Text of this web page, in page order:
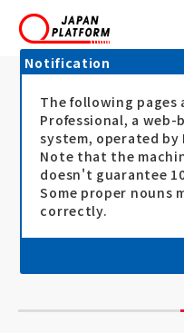
トップ 最新情報 【動画配
【動画配信中】
（TICADⅤ)関連
カでの人道支
の？～NGOに
驚き・感動の
Notification
The following pages
Professional, a
system, operated by
Note that the
doesn't guarantee
Some proper nouns
correctly.